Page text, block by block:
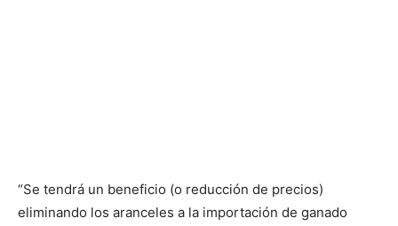
“Se tendrá un beneficio (o reducción de precios)
eliminando los aranceles a la importación de ganado